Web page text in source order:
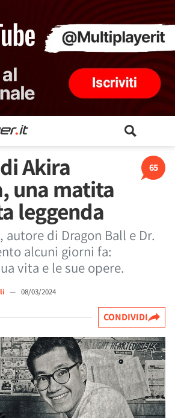
65
Akira
una matita
leggenda
autore di Dragon Ball e Dr.
alcuni giorni fa:
vita e le sue opere.
— 08/03/2024
CONDIVIDI